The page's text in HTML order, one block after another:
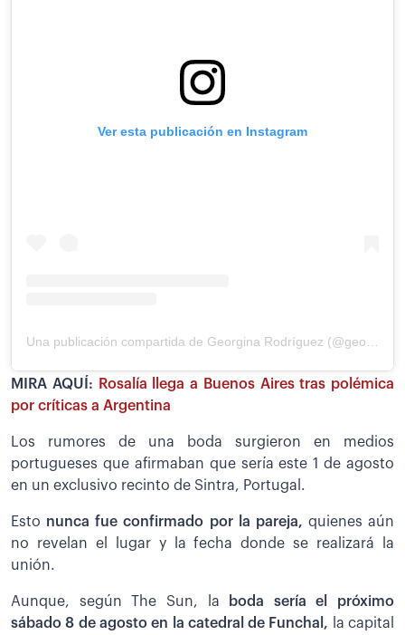
Ver esta publicación en Instagram
MIRA AQUÍ:
Rosalía llega a Buenos Aires tras polémica
por críticas a Argentina
Los rumores de una boda surgieron en medios
portugueses que afirmaban que sería este 1 de agosto
en un exclusivo recinto de Sintra, Portugal.
Esto nunca fue confirmado por la pareja, quienes aún
no revelan el lugar y la fecha donde se realizará la
unión.
Aunque, según The Sun, la boda sería el próximo
sábado 8 de agosto en la catedral de Funchal, la capital